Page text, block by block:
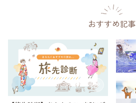
おすすめ記事